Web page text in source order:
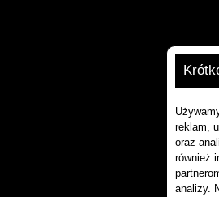
reklam,
oraz
również
analizy.